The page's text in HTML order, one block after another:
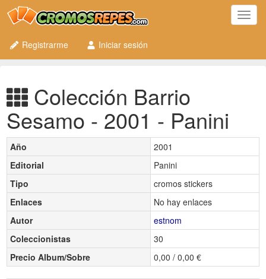
Registrarme
Iniciar sesión
Colección Barrio
Sesamo - 2001 - Panini
Año
2001
Editorial
Panini
Tipo
cromos stickers
Enlaces
No hay enlaces
Autor
estnom
Coleccionistas
30
Precio Album/Sobre
0,00 / 0,00 €